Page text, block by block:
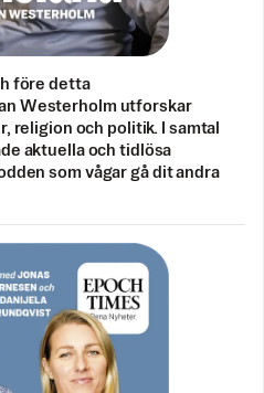
före detta
Westerholm utforskar
religion och politik. I samtal
aktuella och tidlösa
som vågar gå dit andra